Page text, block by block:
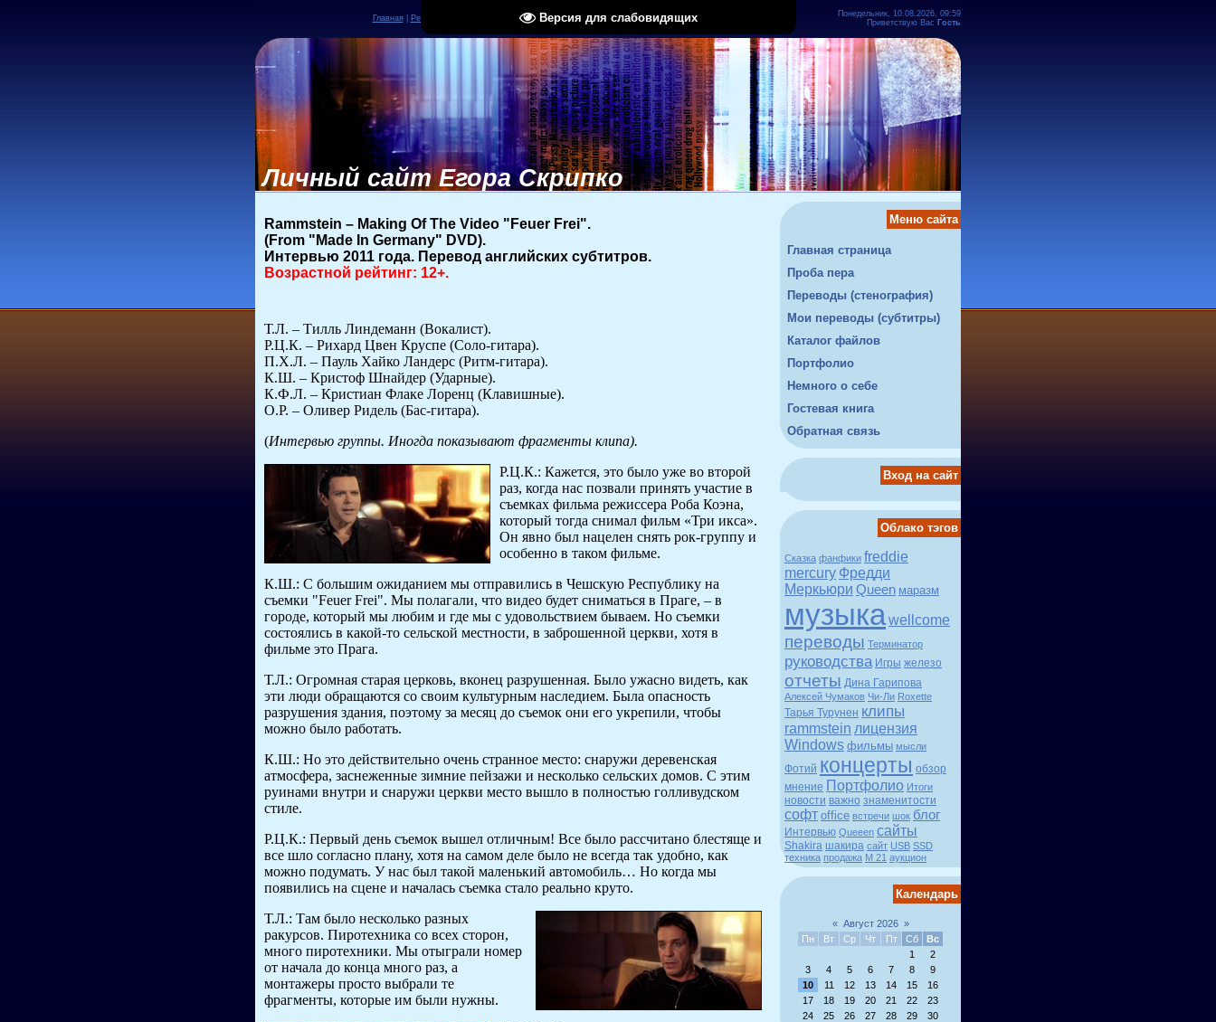
Версия для слабовидящих
Главная| Регистрация
Понедельник, 10.08.2026, 09:59
Приветствую Вас Гость
Личный сайт Егора Скрипко
Rammstein – Making Of The Video "Feuer Frei".
(From "Made In Germany" DVD).
Интервью 2011 года. Перевод английских субтитров.
Возрастной рейтинг: 12+.
Т.Л. – Тилль Линдеманн (Вокалист).
Р.Ц.К. – Рихард Цвен Круспе (Соло-гитара).
П.Х.Л. – Пауль Хайко Ландерс (Ритм-гитара).
К.Ш. – Кристоф Шнайдер (Ударные).
К.Ф.Л. – Кристиан Флаке Лоренц (Клавишные).
О.Р. – Оливер Ридель (Бас-гитара).
(Интервью группы. Иногда показывают фрагменты клипа).
Р.Ц.К.: Кажется, это было уже во второй
раз, когда нас позвали принять участие в
съемках фильма режиссера Роба Коэна,
который тогда снимал фильм «Три икса».
Он явно был нацелен снять рок-группу и
особенно в таком фильме.
К.Ш.: С большим ожиданием мы отправились в Чешскую Республику на
съемки "Feuer Frei". Мы полагали, что видео будет сниматься в Праге, – в
городе, который мы любим и где мы с удовольствием бываем. Но съемки
состоялись в какой-то сельской местности, в заброшенной церкви, хотя в
фильме это Прага.
Т.Л.: Огромная старая церковь, вконец разрушенная. Было ужасно видеть, как
эти люди обращаются со своим культурным наследием. Была опасность
разрушения здания, поэтому за месяц до съемок они его укрепили, чтобы
можно было работать.
К.Ш.: Но это действительно очень странное место: снаружи деревенская
атмосфера, заснеженные зимние пейзажи и несколько сельских домов. С этим
руинами внутри и снаружи церкви место вышло в полностью голливудском
стиле.
Р.Ц.К.: Первый день съемок вышел отличным! Все было рассчитано блестяще и
все шло согласно плану, хотя на самом деле было не всегда так удобно, как
можно подумать. У нас был такой маленький автомобиль… Но когда мы
появились на сцене и началась съемка стало реально круто.
Т.Л.: Там было несколько разных
ракурсов. Пиротехника со всех сторон,
много пиротехники. Мы отыграли номер
от начала до конца много раз, а
монтажеры просто выбрали те
фрагменты, которые им были нужны.
Меню сайта
Главная страница
Проба пера
Переводы (стенография)
Мои переводы (субтитры)
Каталог файлов
Портфолио
Немного о себе
Гостевая книга
Обратная связь
Вход на сайт
Облако тэгов
Сказка фанфики freddie
mercury Фредди
Меркьюри Queen маразм
музыкаwellcome
переводы Терминатор
руководства Игры железо
отчеты Дина Гарипова
Алексей Чумаков Чи-Ли Roxette
Тарья Турунен клипы
rammstein лицензия
Windows фильмы мысли
Фотий концерты обзор
мнение Портфолио Итоги
новости важно знаменитости
софт office встречи шок блог
Интервью Queeen сайты
Shakira шакира сайт USB SSD
техника продажа М 21 аукцион
Календарь
« Август 2026 »
Пн
Вт Ср Чт Пт Сб
Вс
1
2
3
4 5 6 7 8
9
10
11 12 13 14 15
16
17
18 19 20 21 22
23
24
25 26 27 28 29
30